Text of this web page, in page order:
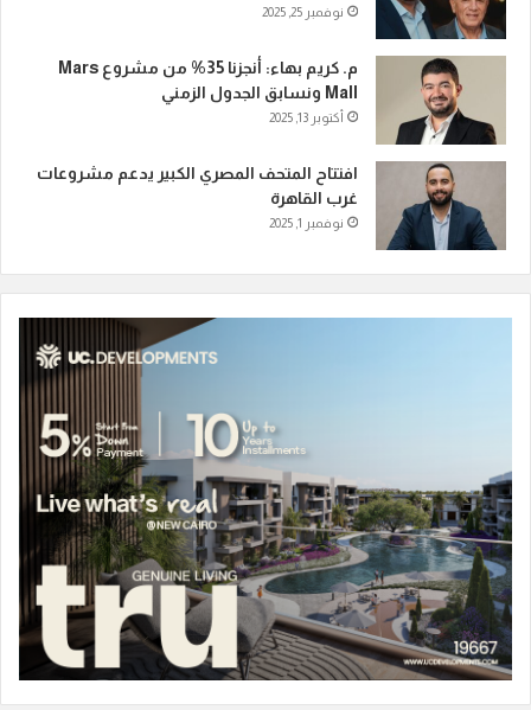
نوفمبر 25, 2025
م. كريم بهاء: أنجزنا 35% من مشروع Mars
Mall ونسابق الجدول الزمني
أكتوبر 13, 2025
افتتاح المتحف المصري الكبير يدعم مشروعات
غرب القاهرة
نوفمبر 1, 2025